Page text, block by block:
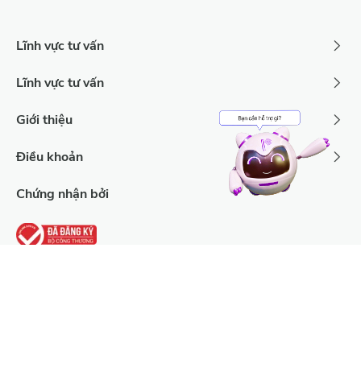
Lĩnh vực tư vấn
Lĩnh vực tư vấn
Giới thiệu
Điều khoản
Chứng nhận bởi